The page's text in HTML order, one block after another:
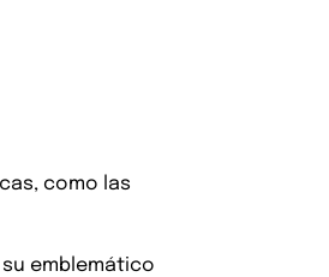
como las
emblemático